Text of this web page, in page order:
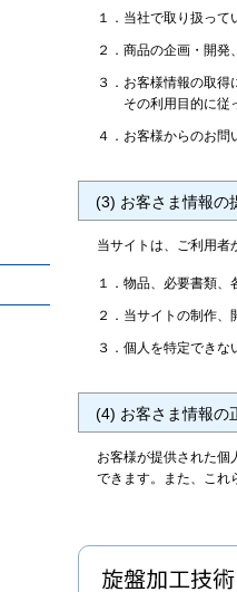
１． 当社で取り扱って
２． 商品の企画・開発
３． お客様情報の取得
その利用目的に従
４． お客様からのお問
(3) お客さま情報の
当サイトは、ご利用者
１． 物品、必要書類、
２． 当サイトの制作、
３． 個人を特定できな
(4) お客さま情報の
お客様が提供された個
できます。また、これ